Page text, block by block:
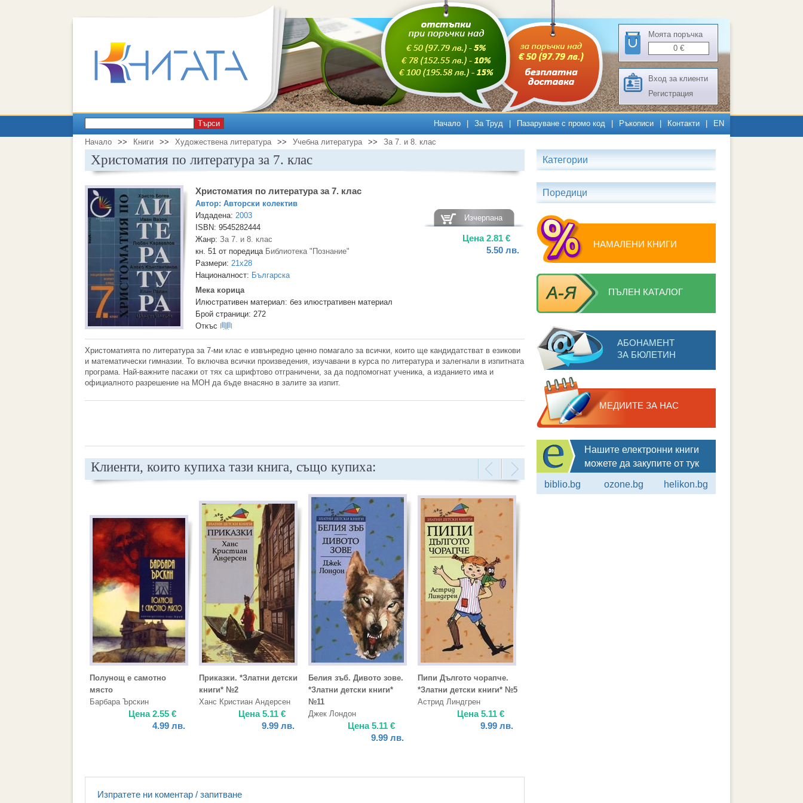
Моята поръчка
0 €
Вход за клиенти
Регистрация
Търси Начало За Труд Пазаруване с промо код Ръкописи Контакти EN
Начало >> Книги >> Художествена литература >> Учебна литература >> За 7. и 8. клас
Христоматия по литература за 7. клас
Христоматия по литература за 7. клас
Автор: Авторски колектив
Издадена: 2003
ISBN: 9545282444
Жанр: За 7. и 8. клас
кн. 51 от поредица Библиотека "Познание"
Размери: 21x28
Националност: Българска
Мека корица
Илюстративен материал: без илюстративен материал
Брой страници: 272
Откъс
Изчерпана
Цена2.81 €
5.50 лв.
Христоматията по литература за 7-ми клас е извънредно ценно помагало за всички, които ще кандидатстват в езикови
и математически гимназии. То включва всички произведения, изучавани в курса по литература и залегнали в изпитната
програма. Най-важните пасажи от тях са шрифтово отграничени, за да подпомогнат ученика, а изданието има и
официалното разрешение на МОН да бъде внасяно в залите за изпит.
Клиенти, които купиха тази книга, също купиха:
Полунощ е самотно
място
Барбара Ърскин
Цена2.55 €
4.99 лв.
Приказки. *Златни детски
книги* №2
Ханс Кристиан Андерсен
Цена5.11 €
9.99 лв.
Белия зъб. Дивото зове.
*Златни детски книги*
№11
Джек Лондон
Цена5.11 €
9.99 лв.
Пипи Дългото чорапче.
*Златни детски книги* №5
Астрид Линдгрен
Цена5.11 €
9.99 лв.
Изпратете ни коментар / запитване
Категории
Поредици
НАМАЛЕНИ КНИГИ
ПЪЛЕН КАТАЛОГ
АБОНАМЕНТ
ЗА БЮЛЕТИН
МЕДИИТЕ ЗА НАС
Нашите електронни книги
можете да закупите от тук
biblio.bg ozone.bg helikon.bg